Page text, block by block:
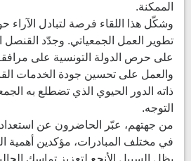
الممكنة.
وشكّل هذا اللقاء فرصة لتبادل الآراء
تطوير العمل الجمعياتي. وجدّد القنصل
على حرص الدولة التونسية على مرافقة
والعمل على تحسين جودة الخدمات
ذاته الدور الحيوي الذي تضطلع به
التوجه.
من جهتهم، عبّر الحاضرون عن
في مختلف المبادرات، مؤكدين أهمية